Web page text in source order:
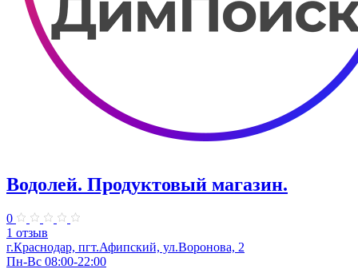
Водолей. Продуктовый магазин.
0
1 отзыв
г.Краснодар, пгт.Афипский, ул.Воронова, 2
Пн-Вс 08:00-22:00